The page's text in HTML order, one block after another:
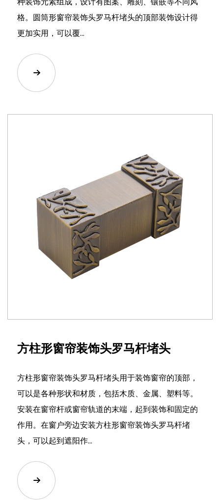
格。圆筒形窗帘装饰头罗马杆堵头的顶部装饰设计得
更加实用，可以覆...
方柱形窗帘装饰头罗马杆堵头
方柱形窗帘装饰头罗马杆堵头用于装饰窗帘的顶部，
可以是各种形状和材质，包括木质、金属、塑料等。
安装在窗帘杆或窗帘轨道的末端，起到装饰和固定的
作用。在窗户旁边安装方柱形窗帘装饰头罗马杆堵
头，可以起到遮阳作...